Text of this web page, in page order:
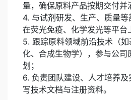
量，确保原料产品按期交付并
4. 与试剂研发、生产、质量
在荧光免疫、化学发光等平台
5. 跟踪原料领域前沿技术（
化、合成生物学），参与公司
划；
6. 负责团队建设、人才培养
写技术文档与注册资料。